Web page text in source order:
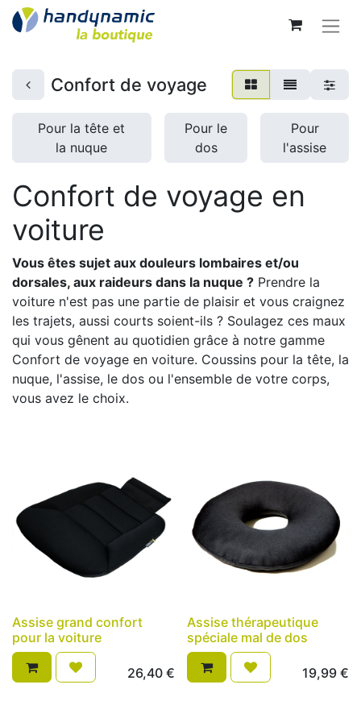
Confort de voyage
Pour la tête et
la nuque
Pour le
dos
Pour
l'assise
Confort de voyage en
voiture
Vous êtes sujet aux douleurs lombaires et/ou
dorsales, aux raideurs dans la nuque ? Prendre la
voiture n'est pas une partie de plaisir et vous craignez
les trajets, aussi courts soient-ils ? Soulagez ces maux
qui vous gênent au quotidien grâce à notre gamme
Confort de voyage en voiture. Coussins pour la tête, la
nuque, l'assise, le dos ou l'ensemble de votre corps,
vous avez le choix.
Assise grand confort
pour la voiture
26,40€
Assise thérapeutique
spéciale mal de dos
19,99 €